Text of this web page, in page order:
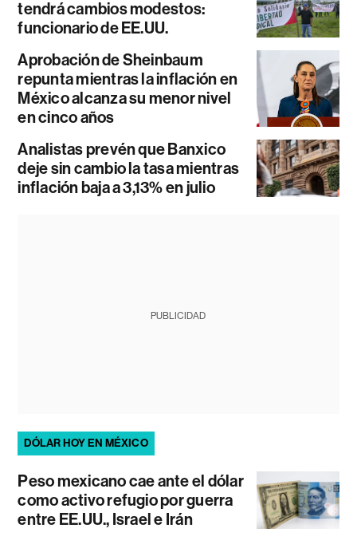
tendrá cambios modestos:
funcionario de EE.UU.
Aprobación de Sheinbaum
repunta mientras la inflación en
México alcanza su menor nivel
en cinco años
Analistas prevén que Banxico
deje sin cambio la tasa mientras
inflación baja a 3,13% en julio
PUBLICIDAD
DÓLAR HOY EN MÉXICO
Peso mexicano cae ante el dólar
como activo refugio por guerra
entre EE.UU., Israel e Irán